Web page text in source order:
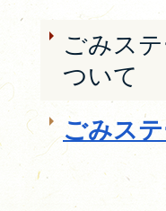
ごみス
ついて
ごみス